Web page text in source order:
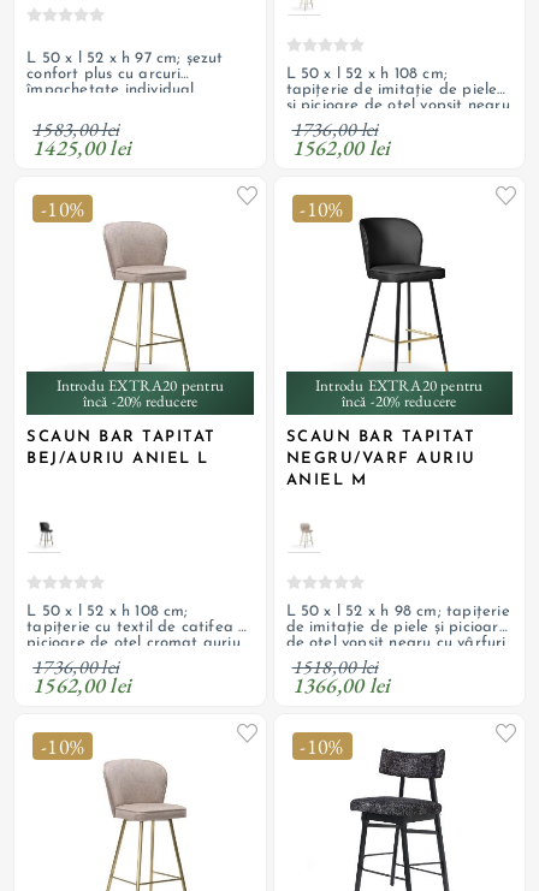
L 50 x l 52 x h 97 cm; șezut
confort plus cu arcuri
împachetate individual,
picioare de oțel vopsit negru;
personalizabil
1583,00 lei
1425,00 lei
L 50 x l 52 x h 108 cm;
tapițerie de imitație de piele
și picioare de oțel vopsit negru
cu vârfuri cromate auriu;
personalizabil
1736,00 lei
1562,00 lei
-10%
Introdu EXTRA20 pentru
încă -20% reducere
SCAUN BAR TAPITAT
BEJ/AURIU ANIEL L
L 50 x l 52 x h 108 cm;
tapițerie cu textil de catifea și
picioare de oțel cromat auriu
periat; personalizabil
1736,00 lei
1562,00 lei
-10%
Introdu EXTRA20 pentru
încă -20% reducere
SCAUN BAR TAPITAT
NEGRU/VARF AURIU
ANIEL M
L 50 x l 52 x h 98 cm; tapițerie
de imitație de piele și picioare
de oțel vopsit negru cu vârfuri
cromate auriu; personalizabil
1518,00 lei
1366,00 lei
-10% -10%